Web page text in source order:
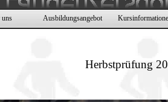
uns ▼
Ausbildungsangebot ▼
Herbstprüfung